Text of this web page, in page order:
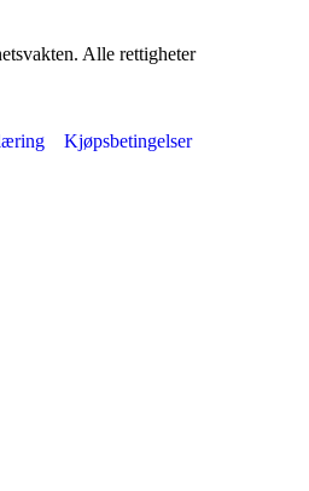
Alle rettigheter
Kjøpsbetingelser